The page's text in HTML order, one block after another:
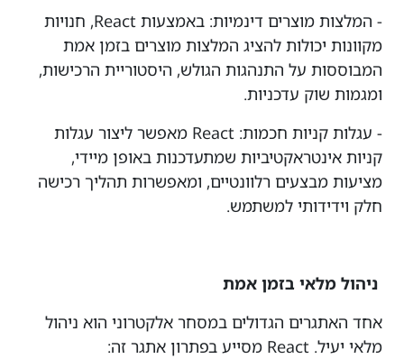
- המלצות מוצרים דינמיות: באמצעות React, חנויות
מקוונות יכולות להציג המלצות מוצרים בזמן אמת
המבוססות על התנהגות הגולש, היסטוריית הרכישות,
ומגמות שוק עדכניות.
- עגלות קניות חכמות: React מאפשר ליצור עגלות
קניות אינטראקטיביות שמתעדכנות באופן מיידי,
מציעות מבצעים רלוונטיים, ומאפשרות תהליך רכישה
חלק וידידותי למשתמש.
ניהול מלאי בזמן אמת
אחד האתגרים הגדולים במסחר אלקטרוני הוא ניהול
מלאי יעיל. React מסייע בפתרון אתגר זה: